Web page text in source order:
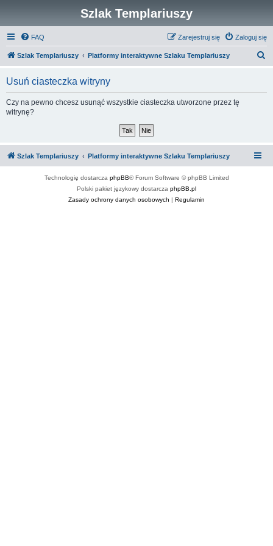
Szlak Templariuszy
FAQ Zaloguj się
Zarejestruj się
Szlak Templariuszy Platformy interaktywne Szlaku Templariuszy
Usuń ciasteczka witryny
Czy na pewno chcesz usunąć wszystkie ciasteczka utworzone przez tę
witrynę?
Szlak Templariuszy Platformy interaktywne Szlaku Templariuszy
Technologię dostarcza phpBB® Forum Software © phpBB Limited
Polski pakiet językowy dostarcza phpBB.pl
Zasady ochrony danych osobowych | Regulamin